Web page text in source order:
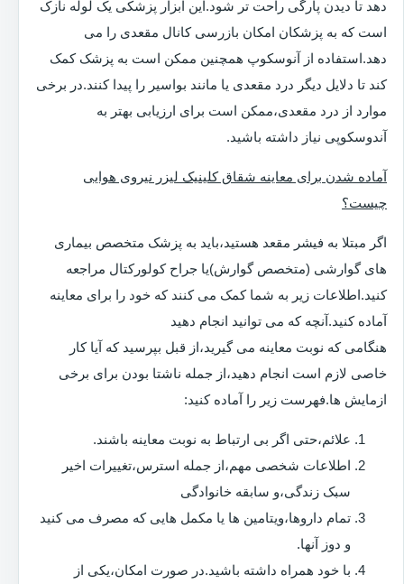
دهد تا دیدن پارگی راحت تر شود.این ابزار پزشکی یک لوله نازک
است که به پزشکان امکان بازرسی کانال مقعدی را می
دهد.استفاده از آنوسکوپ همچنین ممکن است به پزشک کمک
کند تا دلایل دیگر درد مقعدی یا مانند بواسیر را پیدا کنند.در برخی
موارد از درد مقعدی،ممکن است برای ارزیابی بهتر به
آندوسکوپی نیاز داشته باشید.
آماده شدن برای معاینه شقاق کلینیک لیزر نیروی هوایی
چیست؟
اگر مبتلا به فیشر مقعد هستید،باید به پزشک متخصص بیماری
های گوارشی (متخصص گوارش)یا جراح کولورکتال مراجعه
کنید.اطلاعات زیر به شما کمک می کنند که خود را برای معاینه
آماده کنید.آنچه که می توانید انجام دهید
هنگامی که نوبت معاینه می گیرید،از قبل بپرسید که آیا کار
خاصی لازم است انجام دهید،از جمله ناشتا بودن برای برخی
ازمایش ها.فهرست زیر را آماده کنید:
علائم،حتی اگر بی ارتباط به نوبت معاینه باشند.
اطلاعات شخصی مهم،از جمله استرس،تغییرات اخیر
سبک زندگی،و سابقه خانوادگی
تمام داروها،ویتامین ها یا مکمل هایی که مصرف می کنید
و دوز آنها.
با خود همراه داشته باشید.در صورت امکان،یکی از